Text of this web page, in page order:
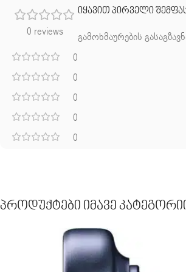
0 reviews
0
0
0
0
0
იყავით პირველი
გამოხმაურების
Პროდუქტები Იმავე